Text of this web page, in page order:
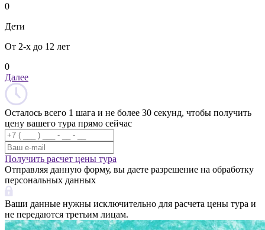
0
Дети
От 2-х до 12 лет
0
Далее
Осталось всего 1 шага и не более 30 секунд, чтобы получить
цену вашего тура прямо сейчас
Получить расчет цены тура
Отправляя данную форму, вы даете разрешение на обработку
персональных данных
Ваши данные нужны исключительно для расчета цены тура и
не передаются третьим лицам.